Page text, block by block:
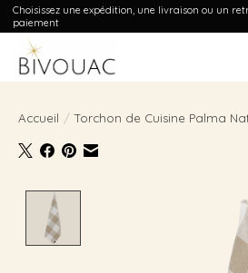
Choisissez une expédition, une livraison ou un
paiement
Accueil / Torchon de Cuisine Palma
Product image